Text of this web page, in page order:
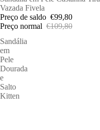
Vazada Fivela
Preço de saldo €99,80
Preço normal €109,80
Sandália
em
Pele
Dourada
e
Salto
Kitten